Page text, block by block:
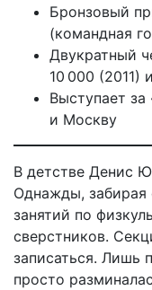
Бронзовый
(командная
Двукратный
10 000 (2011)
Выступает
и Москву
В детстве Денис
Однажды, забирая
занятий по
сверстников.
записаться. Лишь
просто